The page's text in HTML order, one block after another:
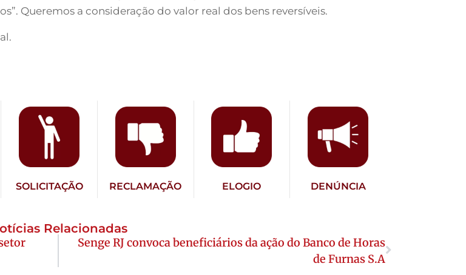
Queremos a consideração do valor real dos bens reversíveis.
SOLICITAÇÃO RECLAMAÇÃO ELOGIO DENÚNCIA
Relacionadas
Senge RJ convoca beneficiários da ação do Banco de Horas
de Furnas S.A